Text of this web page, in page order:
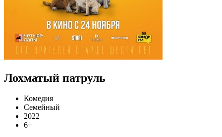
Лохматый патруль
Комедия
Семейный
2022
6+